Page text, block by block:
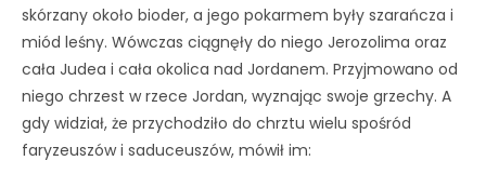
skórzany około bioder, a jego pokarmem były szarańcza i
miód leśny. Wówczas ciągnęły do niego Jerozolima oraz
cała Judea i cała okolica nad Jordanem. Przyjmowano od
niego chrzest w rzece Jordan, wyznając swoje grzechy. A
gdy widział, że przychodziło do chrztu wielu spośród
faryzeuszów i saduceuszów, mówił im: